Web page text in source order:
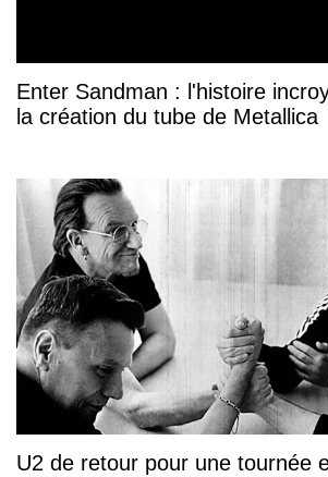
Enter Sandman : l'histoire
la création du tube de Metallica
U2 de retour pour une tournée